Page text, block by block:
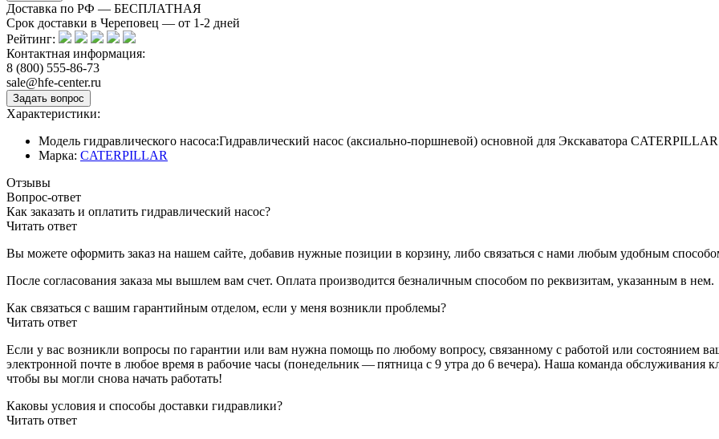
Доставка по РФ — БЕСПЛАТНАЯ
Срок доставки в Череповец — от 1-2 дней
Рейтинг:
Контактная информация:
8 (800) 555-86-73
sale@hfe-center.ru
Характеристики:
Модель гидравлического насоса:Гидравлический насос (аксиально-поршневой) основной для Экскаватора
Марка: CATERPILLAR
Отзывы
Вопрос-ответ
Как заказать и оплатить гидравлический насос?
Читать ответ
Вы можете оформить заказ на нашем сайте, добавив нужные позиции в корзину, либо связаться с нами любым удобным
После согласования заказа мы вышлем вам счет. Оплата производится безналичным способом по реквизитам, указанным в нем.
Как связаться с вашим гарантийным отделом, если у меня возникли проблемы?
Читать ответ
Если у вас возникли вопросы по гарантии или вам нужна помощь по любому вопросу, связанному с работой или состоянием
электронной почте в любое время в рабочие часы (понедельник — пятница с 9 утра до 6 вечера). Наша команда обслуживания
чтобы вы могли снова начать работать!
Каковы условия и способы доставки гидравлики?
Читать ответ